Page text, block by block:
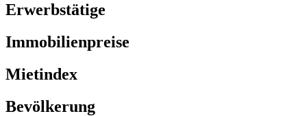
Erwerbstätige
Immobilienpreise
Mietindex
Bevölkerung